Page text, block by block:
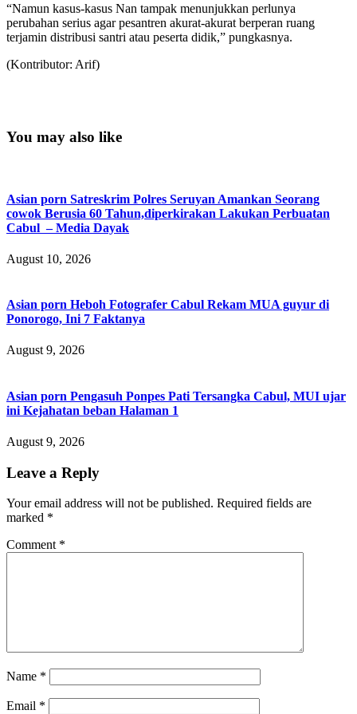
“Namun kasus-kasus Nan tampak menunjukkan perlunya
perubahan serius agar pesantren akurat-akurat berperan ruang
terjamin distribusi santri atau peserta didik,” pungkasnya.
(Kontributor: Arif)
You may also like
Asian porn Satreskrim Polres Seruyan Amankan Seorang
cowok Berusia 60 Tahun,diperkirakan Lakukan Perbuatan
Cabul – Media Dayak
August 10, 2026
Asian porn Heboh Fotografer Cabul Rekam MUA guyur di
Ponorogo, Ini 7 Faktanya
August 9, 2026
Asian porn Pengasuh Ponpes Pati Tersangka Cabul, MUI ujar
ini Kejahatan beban Halaman 1
August 9, 2026
Leave a Reply
Your email address will not be published. Required fields are
marked *
Comment *
Name *
Email *